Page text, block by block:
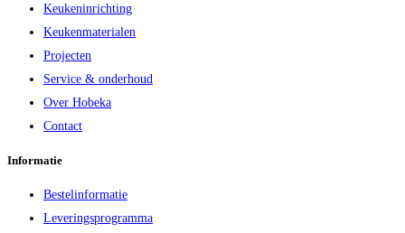
Keukeninrichting
Keukenmaterialen
Projecten
Service & onderhoud
Over Hobeka
Contact
Informatie
Bestelinformatie
Leveringsprogramma